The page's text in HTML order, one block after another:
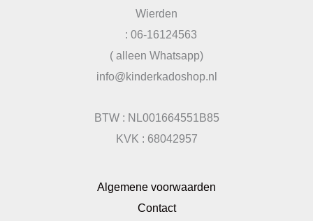
Wierden
: 06-16124563
( alleen Whatsapp)
info@kinderkadoshop.nl
BTW : NL001664551B85
KVK : 68042957
Algemene voorwaarden
Contact